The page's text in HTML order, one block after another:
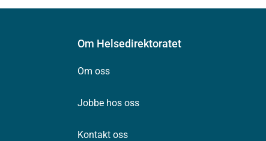
Om Helsedirektoratet
Om oss
Jobbe hos oss
Kontakt oss